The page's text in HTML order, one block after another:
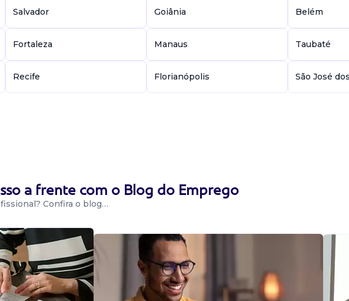
Salvador Goiânia Belém
Fortaleza Manaus Taubaté
Recife Florianópolis São José
a frente com o Blog do Emprego
Confira o blog…